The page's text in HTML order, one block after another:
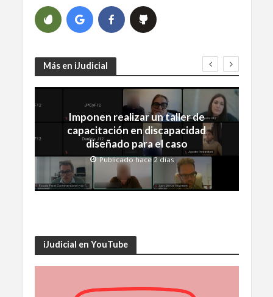
Más en iJudicial
Imponen realizar un taller de
capacitación en discapacidad
diseñado para el caso
Publicado hace 2 días
iJudicial en YouTube